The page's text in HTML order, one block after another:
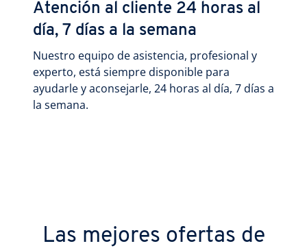
Atención al cliente 24 horas al
día, 7 días a la semana
Nuestro equipo de asistencia, profesional y
experto, está siempre disponible para
ayudarle y aconsejarle, 24 horas al día, 7 días a
la semana.
Las mejores ofertas de